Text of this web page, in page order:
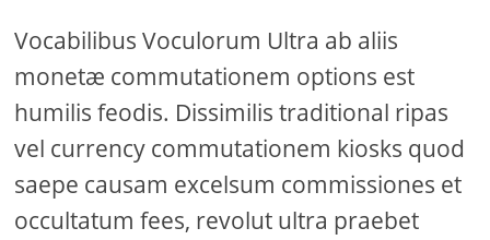
Vocabilibus Voculorum Ultra ab aliis
monetæ commutationem options est
humilis feodis. Dissimilis traditional ripas
vel currency commutationem kiosks quod
saepe causam excelsum commissiones et
occultatum fees, revolut ultra praebet